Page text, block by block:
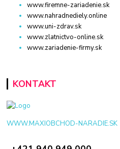
www.firemne-zariadenie.sk
www.nahradnediely.online
www.uni-zdrav.sk
www.zlatnictvo-online.sk
www.zariadenie-firmy.sk
KONTAKT
WWW.MAXIOBCHOD-NARADIE.SK